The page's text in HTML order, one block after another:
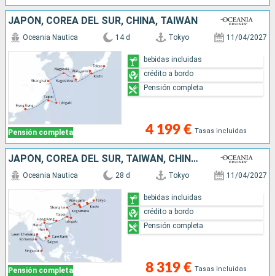
JAPÓN, COREA DEL SUR, CHINA, TAIWÁN
Pensión completa
Oceania Nautica 14 d Tokyo 11/04/2027
4 199 € Tasas incluidas
bebidas incluidas
crédito a bordo
Pensión completa
JAPÓN, COREA DEL SUR, TAIWÁN, CHINA, VIETNAM, TAILANDIA, SINGAPUR
Pensión completa
Oceania Nautica 28 d Tokyo 11/04/2027
8 319 € Tasas incluidas
bebidas incluidas
crédito a bordo
Pensión completa